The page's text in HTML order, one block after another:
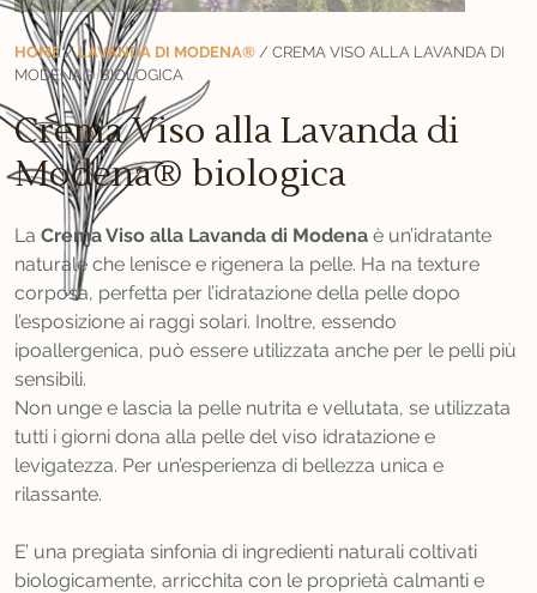
HOME/LAVANDA DI MODENA® / CREMA VISO ALLA LAVANDA DI
MODENA® BIOLOGICA
Crema Viso alla Lavanda di
Modena® biologica
La Crema Viso alla Lavanda di Modena è un’idratante
naturale che lenisce e rigenera la pelle. Ha na texture
corposa, perfetta per l’idratazione della pelle dopo
l’esposizione ai raggi solari. Inoltre, essendo
ipoallergenica, può essere utilizzata anche per le pelli più
sensibili.
Non unge e lascia la pelle nutrita e vellutata, se utilizzata
tutti i giorni dona alla pelle del viso idratazione e
levigatezza. Per un’esperienza di bellezza unica e
rilassante.
E’ una pregiata sinfonia di ingredienti naturali coltivati
biologicamente, arricchita con le proprietà calmanti e